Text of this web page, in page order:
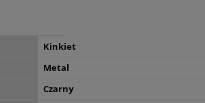
Kinkiet
Metal
Czarny